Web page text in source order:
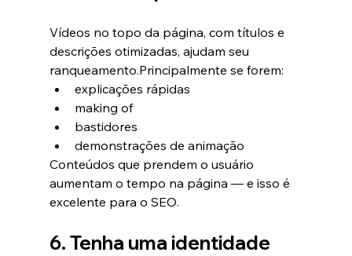
Vídeos no topo da página, com títulos e
descrições otimizadas, ajudam seu
ranqueamento.Principalmente se forem:
explicações rápidas
making of
bastidores
demonstrações de animação
Conteúdos que prendem o usuário
aumentam o tempo na página — e isso é
excelente para o SEO.
6. Tenha uma identidade